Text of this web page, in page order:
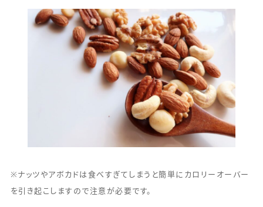
※ナッツやアボカドは食べすぎてしまうと簡単にカロリーオーバー
を引き起こしますので注意が必要です。